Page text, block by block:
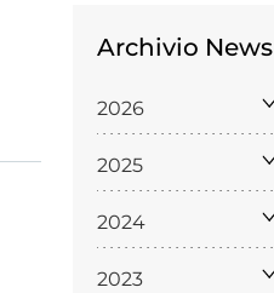
Archivio News
2026
2025
2024
2023